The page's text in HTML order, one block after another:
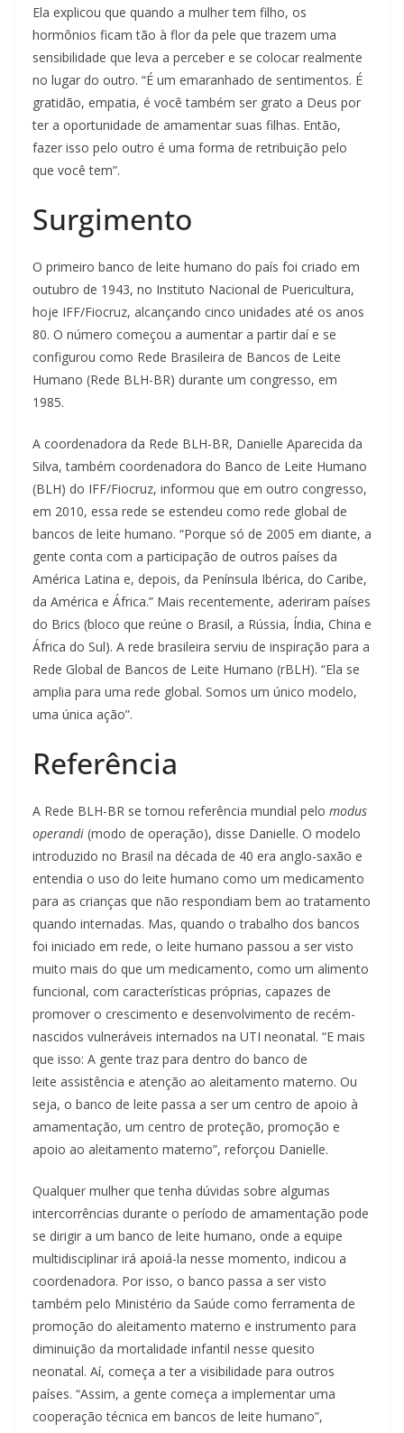
Ela explicou que quando a mulher tem filho, os
hormônios ficam tão à flor da pele que trazem uma
sensibilidade que leva a perceber e se colocar realmente
no lugar do outro. “É um emaranhado de sentimentos. É
gratidão, empatia, é você também ser grato a Deus por
ter a oportunidade de amamentar suas filhas. Então,
fazer isso pelo outro é uma forma de retribuição pelo
que você tem”.
Surgimento
O primeiro banco de leite humano do país foi criado em
outubro de 1943, no Instituto Nacional de Puericultura,
hoje IFF/Fiocruz, alcançando cinco unidades até os anos
80. O número começou a aumentar a partir daí e se
configurou como Rede Brasileira de Bancos de Leite
Humano (Rede BLH-BR) durante um congresso, em
1985.
A coordenadora da Rede BLH-BR, Danielle Aparecida da
Silva, também coordenadora do Banco de Leite Humano
(BLH) do IFF/Fiocruz, informou que em outro congresso,
em 2010, essa rede se estendeu como rede global de
bancos de leite humano. “Porque só de 2005 em diante, a
gente conta com a participação de outros países da
América Latina e, depois, da Península Ibérica, do Caribe,
da América e África.” Mais recentemente, aderiram países
do Brics (bloco que reúne o Brasil, a Rússia, Índia, China e
África do Sul). A rede brasileira serviu de inspiração para a
Rede Global de Bancos de Leite Humano (rBLH). “Ela se
amplia para uma rede global. Somos um único modelo,
uma única ação”.
Referência
A Rede BLH-BR se tornou referência mundial pelo modus
operandi (modo de operação), disse Danielle. O modelo
introduzido no Brasil na década de 40 era anglo-saxão e
entendia o uso do leite humano como um medicamento
para as crianças que não respondiam bem ao tratamento
quando internadas. Mas, quando o trabalho dos bancos
foi iniciado em rede, o leite humano passou a ser visto
muito mais do que um medicamento, como um alimento
funcional, com características próprias, capazes de
promover o crescimento e desenvolvimento de recém-
nascidos vulneráveis internados na UTI neonatal. “E mais
que isso: A gente traz para dentro do banco de
leite assistência e atenção ao aleitamento materno. Ou
seja, o banco de leite passa a ser um centro de apoio à
amamentação, um centro de proteção, promoção e
apoio ao aleitamento materno”, reforçou Danielle.
Qualquer mulher que tenha dúvidas sobre algumas
intercorrências durante o período de amamentação pode
se dirigir a um banco de leite humano, onde a equipe
multidisciplinar irá apoiá-la nesse momento, indicou a
coordenadora. Por isso, o banco passa a ser visto
também pelo Ministério da Saúde como ferramenta de
promoção do aleitamento materno e instrumento para
diminuição da mortalidade infantil nesse quesito
neonatal. Aí, começa a ter a visibilidade para outros
países. “Assim, a gente começa a implementar uma
cooperação técnica em bancos de leite humano”,